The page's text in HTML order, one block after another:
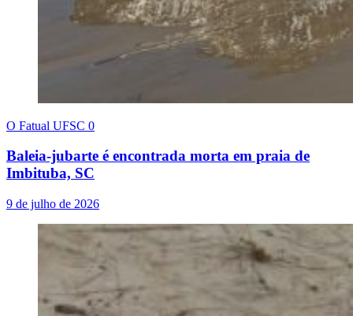
O Fatual UFSC 0
Baleia-jubarte é encontrada morta em praia de
Imbituba, SC
9 de julho de 2026